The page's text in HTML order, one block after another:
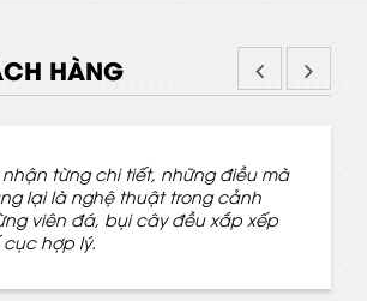
HÀNG
nhận từng chi tiết, những điều mà
lại là nghệ thuật trong cảnh
viên đá, bụi cây đều xắp xếp
hợp lý.